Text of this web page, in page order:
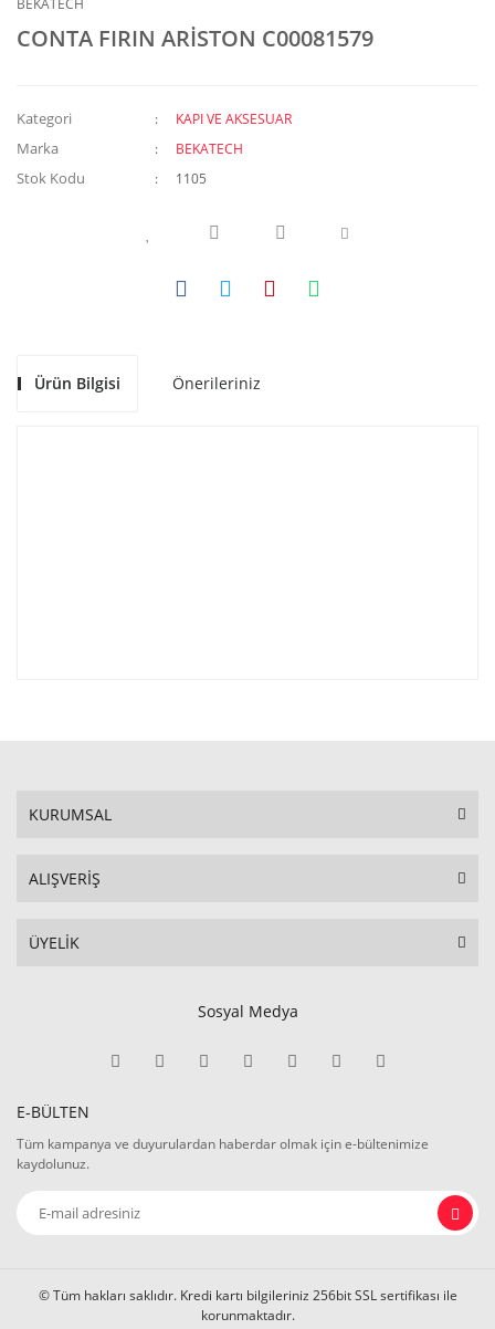
BEKATECH
CONTA FIRIN ARİSTON C00081579
Kategori KAPI VE AKSESUAR
Marka BEKATECH
Stok Kodu 1105
Ürün Bilgisi Önerileriniz
KURUMSAL
ALIŞVERİŞ
ÜYELİK
Sosyal Medya
E-BÜLTEN
Tüm kampanya ve duyurulardan haberdar olmak için e-bültenimize
kaydolunuz.
© Tüm hakları saklıdır. Kredi kartı bilgileriniz 256bit SSL sertifikası ile
korunmaktadır.